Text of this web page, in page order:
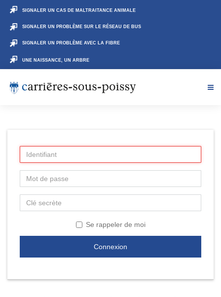
SIGNALER UN CAS DE MALTRAITANCE ANIMALE
SIGNALER UN PROBLÈME SUR LE RÉSEAU DE BUS
SIGNALER UN PROBLÈME AVEC LA FIBRE
UNE NAISSANCE, UN ARBRE
Se rappeler de moi
Connexion